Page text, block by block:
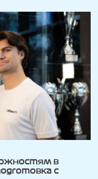
Academy
на
2026
год
в
с